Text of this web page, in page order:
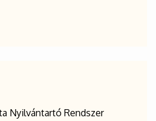
Nyilvántartó Rendszer